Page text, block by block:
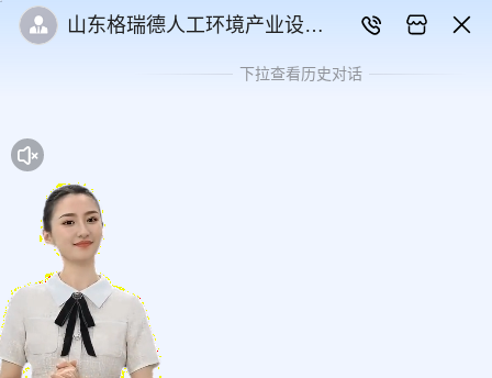
山东格瑞德人工环境产业设计
下拉查看历史对话